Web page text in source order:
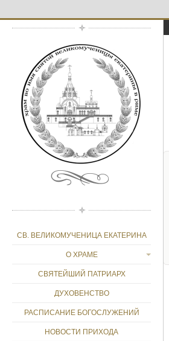
СВ. ВЕЛИКОМУЧЕНИЦА ЕКАТЕРИНА
О ХРАМЕ
СВЯТЕЙШИЙ ПАТРИАРХ
ДУХОВЕНСТВО
РАСПИСАНИЕ БОГОСЛУЖЕНИЙ
НОВОСТИ ПРИХОДА